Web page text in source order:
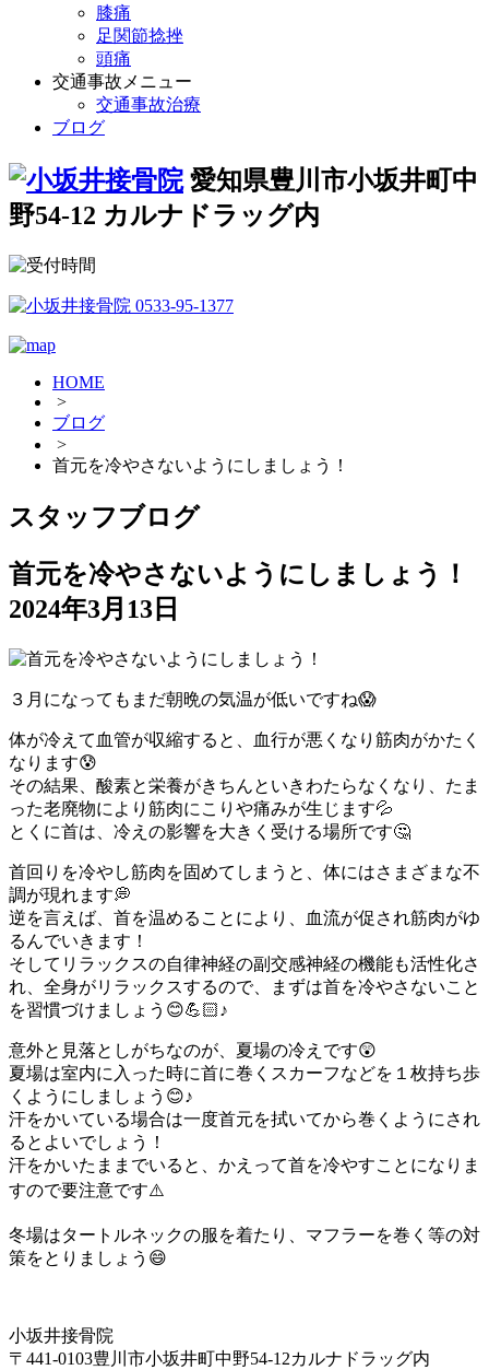
膝痛
足関節捻挫
頭痛
交通事故メニュー
交通事故治療
ブログ
愛知県豊川市小坂井町中
野54-12 カルナドラッグ内
HOME
>
ブログ
>
首元を冷やさないようにしましょう！
スタッフブログ
首元を冷やさないようにしましょう！
2024年3月13日
３月になってもまだ朝晩の気温が低いですね😱
体が冷えて血管が収縮すると、血行が悪くなり筋肉がかたく
なります😰
その結果、酸素と栄養がきちんといきわたらなくなり、たま
った老廃物により筋肉にこりや痛みが生じます💦
とくに首は、冷えの影響を大きく受ける場所です🤔
首回りを冷やし筋肉を固めてしまうと、体にはさまざまな不
調が現れます💭
逆を言えば、首を温めることにより、血流が促され筋肉がゆ
るんでいきます！
そしてリラックスの自律神経の副交感神経の機能も活性化さ
れ、全身がリラックスするので、まずは首を冷やさないこと
を習慣づけましょう😊💪🏻♪
意外と見落としがちなのが、夏場の冷えです😲
夏場は室内に入った時に首に巻くスカーフなどを１枚持ち歩
くようにしましょう😊♪
汗をかいている場合は一度首元を拭いてから巻くようにされ
るとよいでしょう！
汗をかいたままでいると、かえって首を冷やすことになりま
すので要注意です⚠️
冬場はタートルネックの服を着たり、マフラーを巻く等の対
策をとりましょう😄
小坂井接骨院
〒441-0103豊川市小坂井町中野54-12カルナドラッグ内